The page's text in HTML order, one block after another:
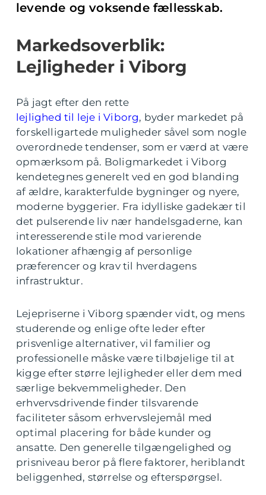
levende og voksende fællesskab.
Markedsoverblik:
Lejligheder i Viborg
På jagt efter den rette
lejlighed til leje i Viborg, byder markedet på
forskelligartede muligheder såvel som nogle
overordnede tendenser, som er værd at være
opmærksom på. Boligmarkedet i Viborg
kendetegnes generelt ved en god blanding
af ældre, karakterfulde bygninger og nyere,
moderne byggerier. Fra idylliske gadekær til
det pulserende liv nær handelsgaderne, kan
interesserende stile mod varierende
lokationer afhængig af personlige
præferencer og krav til hverdagens
infrastruktur.
Lejepriserne i Viborg spænder vidt, og mens
studerende og enlige ofte leder efter
prisvenlige alternativer, vil familier og
professionelle måske være tilbøjelige til at
kigge efter større lejligheder eller dem med
særlige bekvemmeligheder. Den
erhvervsdrivende finder tilsvarende
faciliteter såsom erhvervslejemål med
optimal placering for både kunder og
ansatte. Den generelle tilgængelighed og
prisniveau beror på flere faktorer, heriblandt
beliggenhed, størrelse og efterspørgsel.